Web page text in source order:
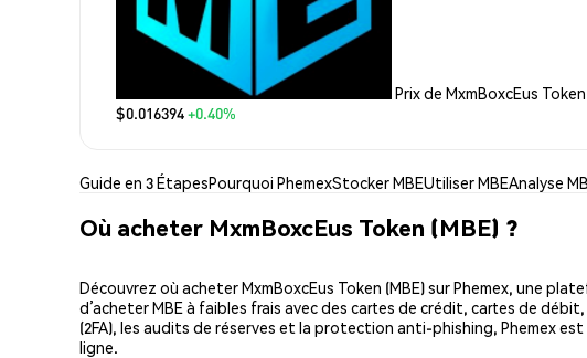
Prix de MxmBoxcEus Token
$0.016394+0.40%
Guide en 3 ÉtapesPourquoi PhemexStocker MBEUtiliser MBEAnalyse
Où acheter MxmBoxcEus Token (MBE) ?
Découvrez où acheter MxmBoxcEus Token (MBE) sur Phemex, une
d’acheter MBE à faibles frais avec des cartes de crédit, cartes de
(2FA), les audits de réserves et la protection anti-phishing, Phemex
ligne.